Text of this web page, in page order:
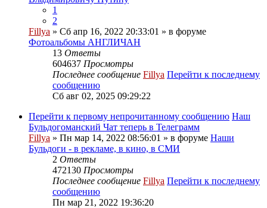
1
2
Fillya » Сб апр 16, 2022 20:33:01 » в форуме
Фотоальбомы АНГЛИЧАН
13 Ответы
604637 Просмотры
Последнее сообщение Fillya Перейти к последнему
сообщению
Сб авг 02, 2025 09:29:22
Перейти к первому непрочитанному сообщению Наш
Бульдогоманский Чат теперь в Телеграмм
Fillya » Пн мар 14, 2022 08:56:01 » в форуме Наши
Бульдоги - в рекламе, в кино, в СМИ
2 Ответы
472130 Просмотры
Последнее сообщение Fillya Перейти к последнему
сообщению
Пн мар 21, 2022 19:36:20